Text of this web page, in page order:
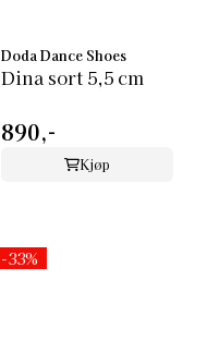
Doda Dance Shoes
Dina sort 5,5 cm
890,-
Kjøp
-33%